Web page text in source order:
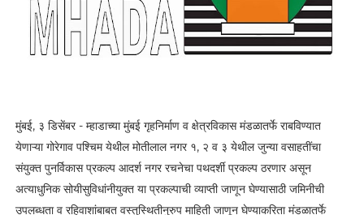
मुंबई, ३ डिसेंबर - म्हाडाच्या मुंबई गृहनिर्माण व क्षेत्रविकास मंडळातर्फे राबविण्यात
येणाऱ्या गोरेगाव पश्चिम येथील मोतीलाल नगर १, २ व ३ येथील जुन्या वसाहतींचा
संयुक्त पुनर्विकास प्रकल्प आदर्श नगर रचनेचा पथदर्शी प्रकल्प ठरणार असून
अत्याधुनिक सोयीसुविधांनीयुक्त या प्रकल्पाची व्याप्ती जाणून घेण्यासाठी जमिनीची
उपलब्धता व रहिवाशांबाबत वस्तुस्थितीनुरुप माहिती जाणून घेण्याकरिता मंडळातर्फे